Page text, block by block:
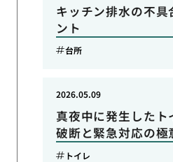
キッチン排水の不具
ント
台所
真夜中に発生したト
破断と緊急対応の極
2026.05.09
トイレ